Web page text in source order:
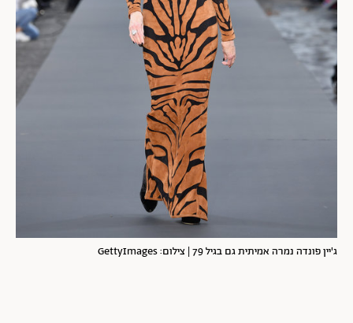
ג'יין פונדה נמרה אמיתית גם בגיל 79 | צילום: GettyImages